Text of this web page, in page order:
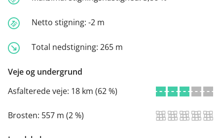
Netto stigning: -2 m
Total nedstigning: 265 m
Veje og undergrund
Asfalterede veje: 18 km (62 %)
Brosten: 557 m (2 %)